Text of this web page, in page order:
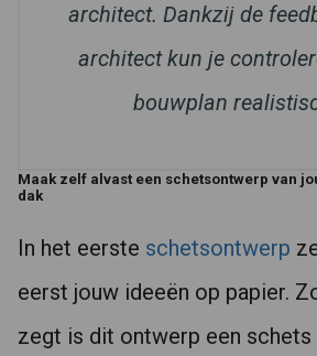
architect. Dankzij de
architect kun je
bouwplan
Maak zelf alvast een schetsontwerp van
dak
In het eerste schetsontwerp
eerst jouw ideeën op papier.
zegt is dit ontwerp een schets